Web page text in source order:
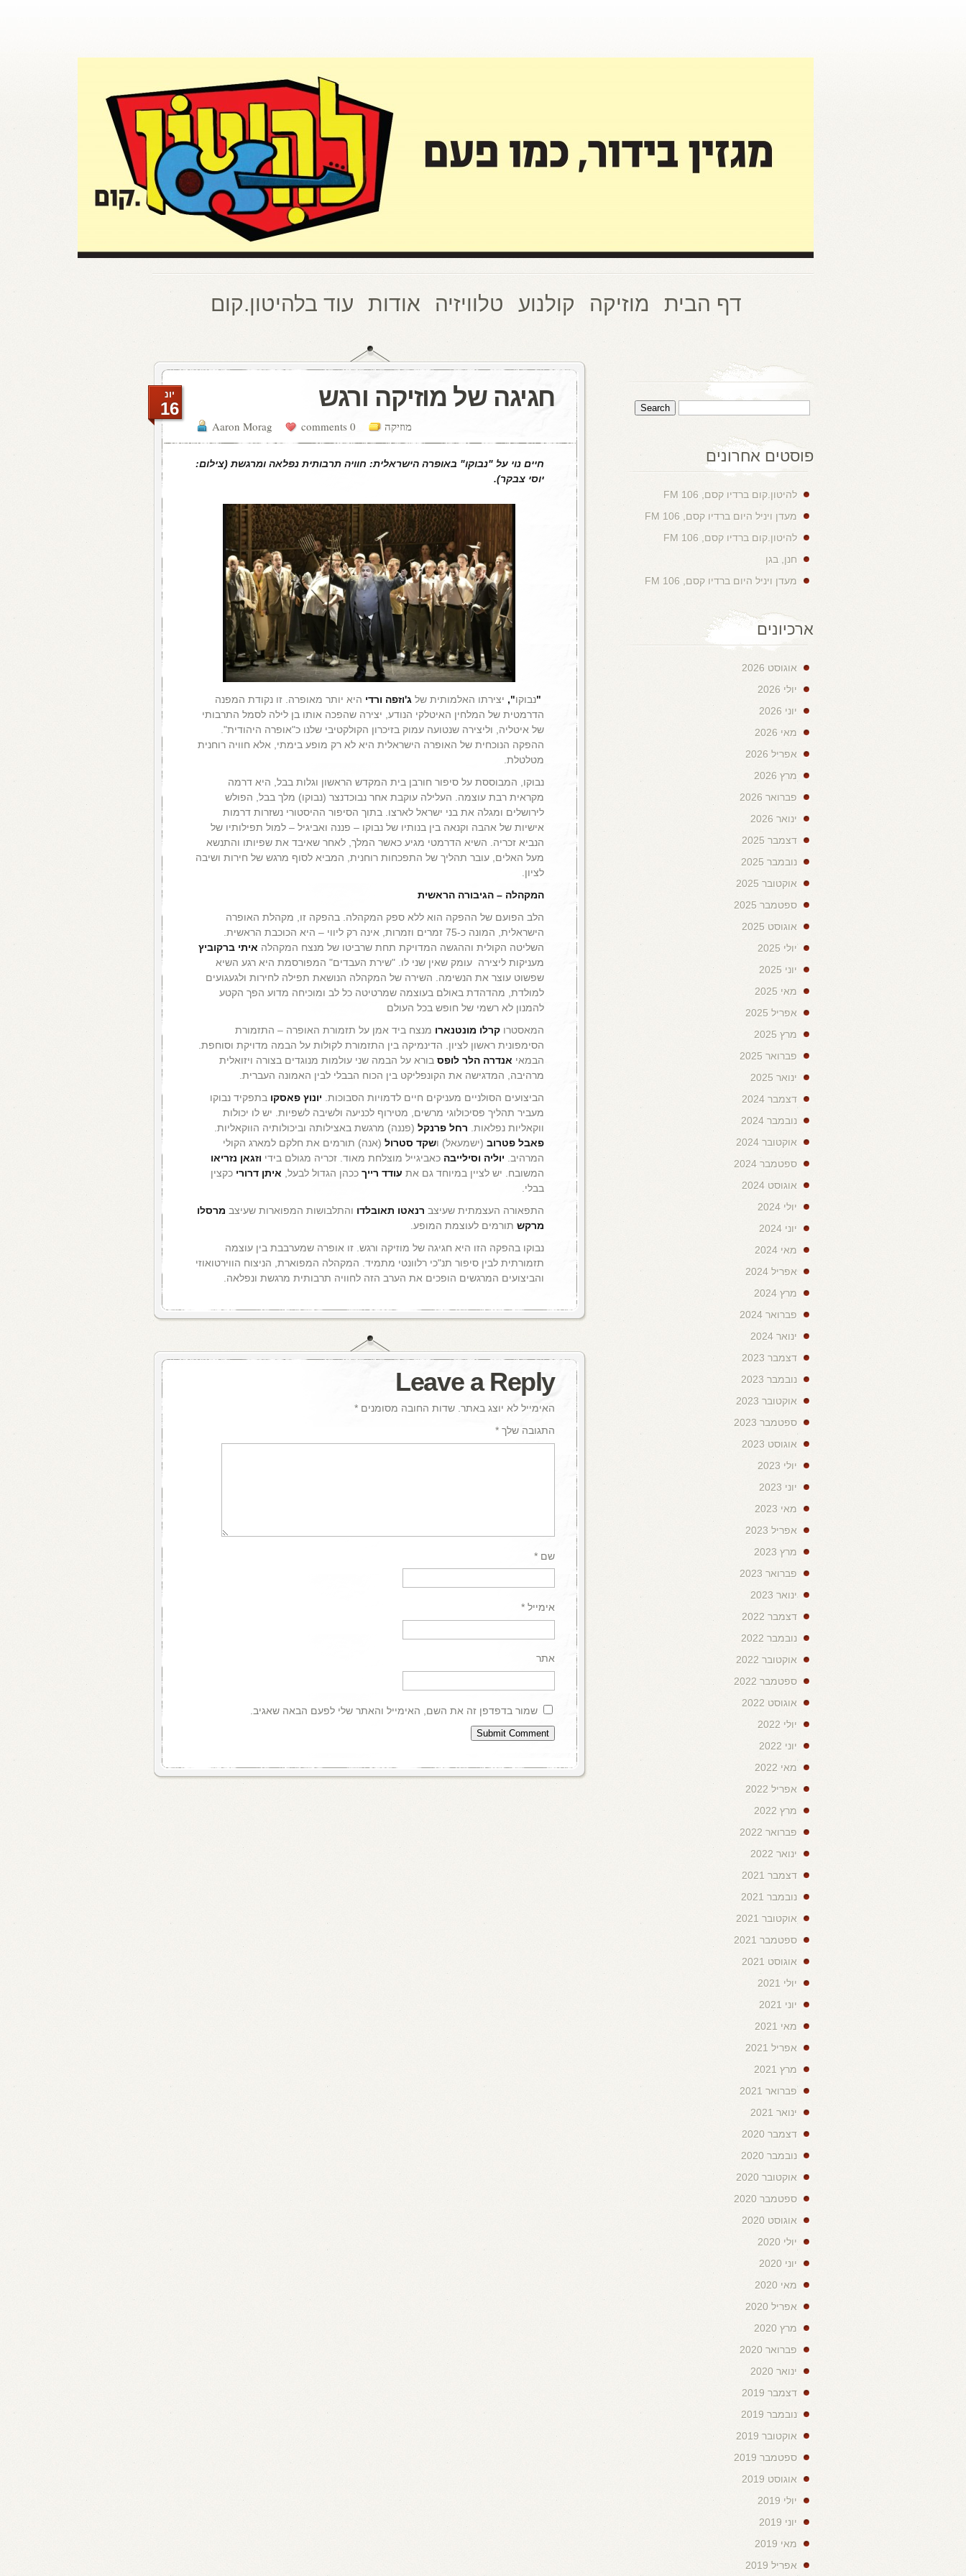
דף הבית מוזיקה קולנוע טלוויזיה אודות עוד בלהיטון.קום
חגיגה של מוזיקה ורגש
Aaron Morag 0 comments מוזיקה
יונ
16
חיים נוי על "נבוקו" באופרה הישראלית: חוויה תרבותית נפלאה ומרגשת (צילום:
יוסי צבקר).
"נבוקו", יצירתו האלמותית של ג'וזפה ורדי היא יותר מאופרה. זו נקודת המפנה
הדרמטית של המלחין האיטלקי הנודע, יצירה שהפכה אותו בן לילה לסמל התרבותי
של איטליה, וליצירה שנטועה עמוק בזיכרון הקולקטיבי שלנו כ"אופרה היהודית".
ההפקה הנוכחית של האופרה הישראלית היא לא רק מופע בימתי, אלא חוויה רוחנית
מטלטלת.
נבוקו, המבוססת על סיפור חורבן בית המקדש הראשון וגלות בבל, היא דרמה
מקראית רבת עוצמה. העלילה עוקבת אחר נבוכדנצר (נבוקו) מלך בבל, הפולש
לירושלים ומגלה את בני ישראל לארצו. בתוך הסיפור ההיסטורי נשזרות דרמות
אישיות של אהבה וקנאה בין בנותיו של נבוקו – פננה ואביגיל – למול תפילותיו של
הנביא זכריה. השיא הדרמטי מגיע כאשר המלך, לאחר שאיבד את שפיותו והתנשא
מעל האלים, עובר תהליך של התפכחות רוחנית, המביא לסוף מרגש של חירות ושיבה
לציון.
המקהלה – הגיבורה הראשית
הלב הפועם של ההפקה הוא ללא ספק המקהלה. בהפקה זו, מקהלת האופרה
הישראלית, המונה כ-75 זמרים וזמרות, אינה רק ליווי – היא הכוכבת הראשית.
השליטה הקולית וההגשה המדויקת תחת שרביטו של מנצח המקהלה איתי ברקוביץ
מעניקות ליצירה עומק שאין שני לו. "שירת העבדים" המפורסמת היא רגע השיא
שפשוט עוצר את הנשימה. השירה של המקהלה הנושאת תפילה לחירות ולגעגועים
למולדת, מהדהדת באולם בעוצמה שמרטיטה כל לב ומוכיחה מדוע הפך הקטע
להמנון לא רשמי של חופש בכל העולם
המאסטרו קרלו מונטנארו מנצח ביד אמן על תזמורת האופרה – התזמורת
הסימפונית ראשון לציון. הדינמיקה בין התזמורת לקולות על הבמה מדויקת וסוחפת.
הבמאי אנדרה הלר לופס בורא על הבמה שני עולמות מנוגדים בצורה ויזואלית
מרהיבה, המדגישה את הקונפליקט בין הכוח הבבלי לבין האמונה העברית.
הביצועים הסולניים מעניקים חיים לדמויות הסבוכות. יונוץ פאסקו בתפקיד נבוקו
מעביר תהליך פסיכולוגי מרשים, מטירוף לכניעה ולשיבה לשפיות. יש לו יכולות
ווקאליות נפלאות. רחל פרנקל (פננה) מרגשת באצילותה וביכולותיה הווקאליות.
פאבל פטרוב (ישמעאל) ושקד סטרול (אנה) תורמים את חלקם למארג הקולי
המרהיב. יוליה וסילייבה כאביגייל מוצלחת מאוד. זכריה מגולם בידי וזגאן נזריאו
המשובח. יש לציין במיוחד גם את עודד רייך ככהן הגדול לבעל, איתן דרורי כקצין
בבלי.
התפאורה העצמתית שעיצב רנאטו תאובלדו והתלבושות המפוארות שעיצב מרסלו
מרקש תורמים לעוצמת המופע.
נבוקו בהפקה הזו היא חגיגה של מוזיקה ורגש. זו אופרה שמערבבת בין עוצמה
תזמורתית לבין סיפור תנ"כי רלוונטי מתמיד. המקהלה המפוארת, הניצוח הווירטואוזי
והביצועים המרגשים הופכים את הערב הזה לחוויה תרבותית מרגשת ונפלאה.
Leave a Reply
האימייל לא יוצג באתר. שדות החובה מסומנים *
התגובה שלך *
שם *
אימייל *
אתר
שמור בדפדפן זה את השם, האימייל והאתר שלי לפעם הבאה שאגיב.
פוסטים אחרונים
להיטון.קום ברדיו קסם, 106 FM
מעדן ויניל היום ברדיו קסם, 106 FM
להיטון.קום ברדיו קסם, 106 FM
חנן, בגן
מעדן ויניל היום ברדיו קסם, 106 FM
ארכיונים
אוגוסט 2026
יולי 2026
יוני 2026
מאי 2026
אפריל 2026
מרץ 2026
פברואר 2026
ינואר 2026
דצמבר 2025
נובמבר 2025
אוקטובר 2025
ספטמבר 2025
אוגוסט 2025
יולי 2025
יוני 2025
מאי 2025
אפריל 2025
מרץ 2025
פברואר 2025
ינואר 2025
דצמבר 2024
נובמבר 2024
אוקטובר 2024
ספטמבר 2024
אוגוסט 2024
יולי 2024
יוני 2024
מאי 2024
אפריל 2024
מרץ 2024
פברואר 2024
ינואר 2024
דצמבר 2023
נובמבר 2023
אוקטובר 2023
ספטמבר 2023
אוגוסט 2023
יולי 2023
יוני 2023
מאי 2023
אפריל 2023
מרץ 2023
פברואר 2023
ינואר 2023
דצמבר 2022
נובמבר 2022
אוקטובר 2022
ספטמבר 2022
אוגוסט 2022
יולי 2022
יוני 2022
מאי 2022
אפריל 2022
מרץ 2022
פברואר 2022
ינואר 2022
דצמבר 2021
נובמבר 2021
אוקטובר 2021
ספטמבר 2021
אוגוסט 2021
יולי 2021
יוני 2021
מאי 2021
אפריל 2021
מרץ 2021
פברואר 2021
ינואר 2021
דצמבר 2020
נובמבר 2020
אוקטובר 2020
ספטמבר 2020
אוגוסט 2020
יולי 2020
יוני 2020
מאי 2020
אפריל 2020
מרץ 2020
פברואר 2020
ינואר 2020
דצמבר 2019
נובמבר 2019
אוקטובר 2019
ספטמבר 2019
אוגוסט 2019
יולי 2019
יוני 2019
מאי 2019
אפריל 2019